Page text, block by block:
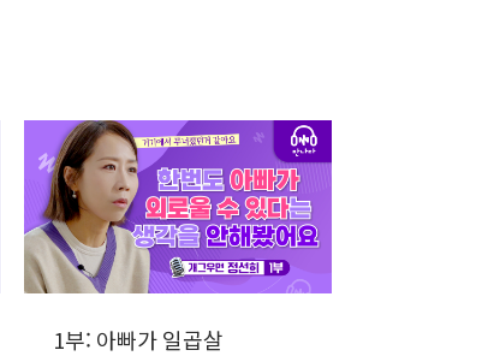
1부: 아빠가 일곱살